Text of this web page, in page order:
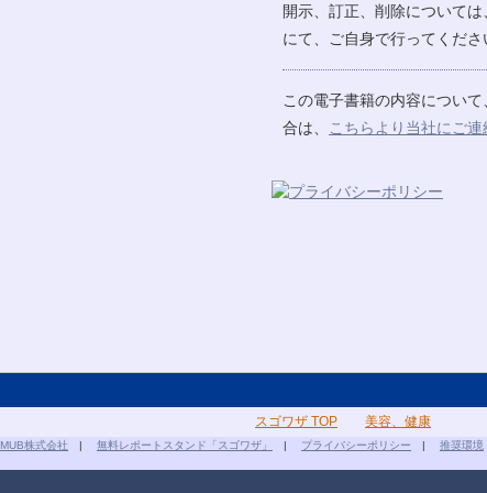
開示、訂正、削除について
にて、ご自身で行ってくださ
この電子書籍の内容につい
合は、
こちらより当社にご連
スゴワザ TOP 美容、健康
MUB株式会社 無料レポートスタンド「スゴワザ」 プライバシーポリシー 推奨環境